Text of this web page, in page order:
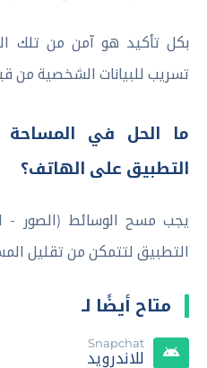
بكل تأكيد هو آمن من تلك
تسريب للبيانات الشخصية من
ما الحل في المساحة
التطبيق على الهاتف؟
يجب مسح الوسائط (الصور -
التطبيق لتتمكن من تقليل
متاح أيضًا لـ
Snapchat
للاندرويد